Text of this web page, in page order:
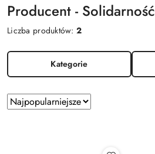
Producent - Solidarność
Liczba produktów:2
Kategorie
Zastosowano
sortowanie:
Sortuj
według